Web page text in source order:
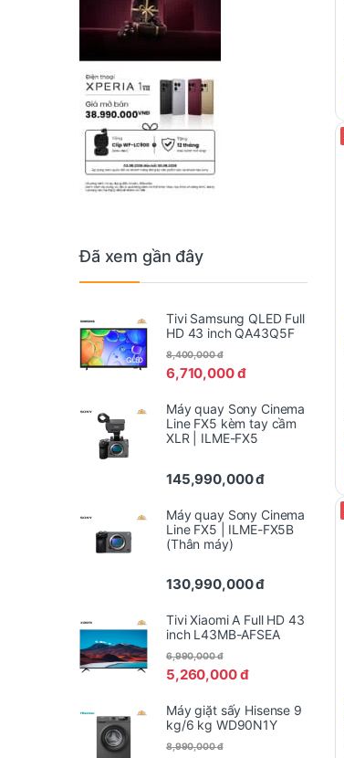
Đã xem gần đây
Tivi Samsung QLED Full
HD 43 inch QA43Q5F
6,710,000đ
8,400,000đ
Máy quay Sony Cinema
Line FX5 kèm tay cầm
XLR | ILME-FX5
145,990,000đ
Máy quay Sony Cinema
Line FX5 | ILME-FX5B
(Thân máy)
130,990,000đ
Tivi Xiaomi A Full HD 43
inch L43MB-AFSEA
5,260,000đ
6,990,000đ
Máy giặt sấy Hisense 9
kg/6 kg WD90N1Y
8,990,000đ